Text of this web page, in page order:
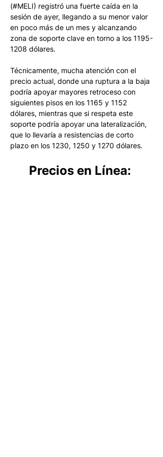
(#MELI) registró una fuerte caída en la
sesión de ayer, llegando a su menor valor
en poco más de un mes y alcanzando
zona de soporte clave en torno a los 1195-
1208 dólares.
Técnicamente, mucha atención con el
precio actual, donde una ruptura a la baja
podría apoyar mayores retroceso con
siguientes pisos en los 1165 y 1152
dólares, mientras que si respeta este
soporte podría apoyar una lateralización,
que lo llevaría a resistencias de corto
plazo en los 1230, 1250 y 1270 dólares.
Precios en Línea: